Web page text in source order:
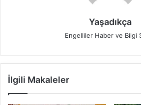
Yaşadıkça
Engelliler Haber ve Bilgi
İlgili Makaleler